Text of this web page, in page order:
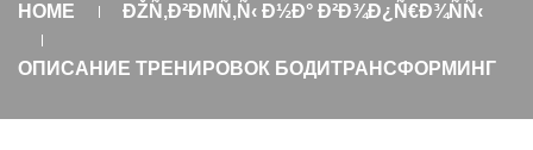
HOME ÐŽÑ‚Ð²ÐΜÑ‚Ñ‹ Ð½Ð° Ð²Ð¾Ð¿Ñ€Ð¾ÑÑ‹
ОПИСАНИЕ ТРЕНИРОВОК БОДИТРАНСФОРМИНГ